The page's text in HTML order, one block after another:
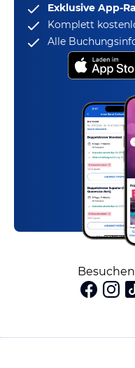
Exklusive App-
Komplett
Alle